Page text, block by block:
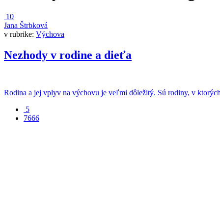
10
Jana Štrbková
v rubrike: Výchova
Nezhody v rodine a dieťa
Rodina a jej vplyv na výchovu je veľmi dôležitý. Sú rodiny, v
5
7666